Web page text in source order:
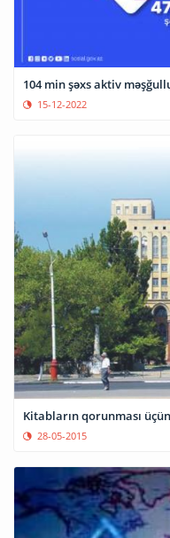
104 min şəxs aktiv
15-12-2022
Kitabların qorunması
28-05-2015